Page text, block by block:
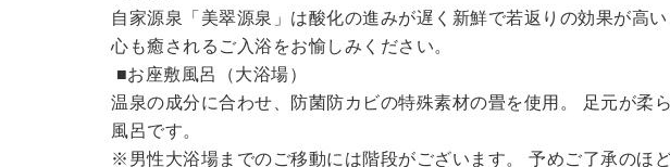
自家源泉「美翠源泉」は酸化の進みが遅く新鮮で若返りの効果が高
心も癒されるご入浴をお愉しみください。
■お座敷風呂（大浴場）
温泉の成分に合わせ、防菌防カビの特殊素材の畳を使用。 足元が柔
風呂です。
※男性大浴場までのご移動には階段がございます。 予めご了承のほ